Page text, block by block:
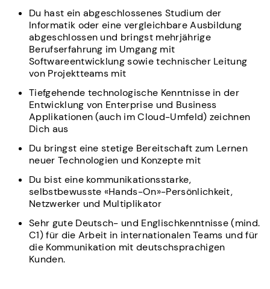
Du hast ein abgeschlossenes Studium der
Informatik oder eine vergleichbare Ausbildung
abgeschlossen und bringst mehrjährige
Berufserfahrung im Umgang mit
Softwareentwicklung sowie technischer Leitung
von Projektteams mit
Tiefgehende technologische Kenntnisse in der
Entwicklung von Enterprise und Business
Applikationen (auch im Cloud-Umfeld) zeichnen
Dich aus
Du bringst eine stetige Bereitschaft zum Lernen
neuer Technologien und Konzepte mit
Du bist eine kommunikationsstarke,
selbstbewusste «Hands-On»-Persönlichkeit,
Netzwerker und Multiplikator
Sehr gute Deutsch- und Englischkenntnisse (mind.
C1) für die Arbeit in internationalen Teams und für
die Kommunikation mit deutschsprachigen
Kunden.